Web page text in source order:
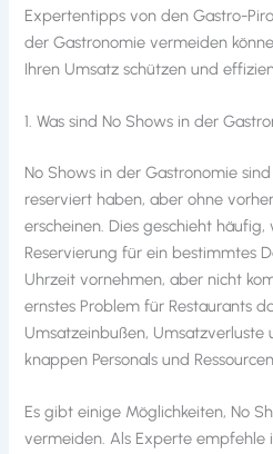
Expertentipps von den Gastro-
der Gastronomie vermeiden
Ihren Umsatz schützen und
1. Was sind No Shows in der
No Shows in der Gastronomie
reserviert haben, aber ohne
erscheinen. Dies geschieht
Reservierung für ein bestimmtes
Uhrzeit vornehmen, aber nicht
ernstes Problem für Restaurants
Umsatzeinbußen, Umsatzverluste
knappen Personals und
Es gibt einige Möglichkeiten, No
vermeiden. Als Experte empfehle